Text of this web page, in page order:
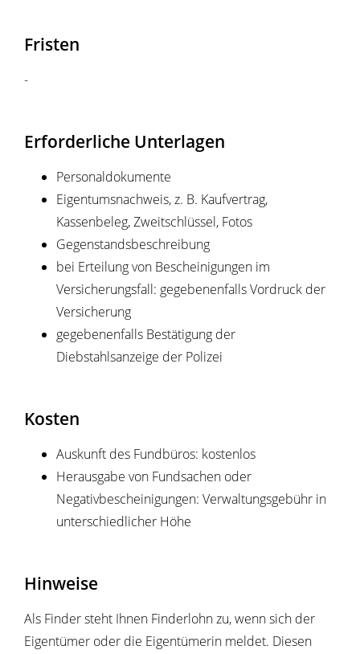
Fristen
-
Erforderliche Unterlagen
Personaldokumente
Eigentumsnachweis, z. B. Kaufvertrag,
Kassenbeleg, Zweitschlüssel, Fotos
Gegenstandsbeschreibung
bei Erteilung von Bescheinigungen im
Versicherungsfall: gegebenenfalls Vordruck der
Versicherung
gegebenenfalls Bestätigung der
Diebstahlsanzeige der Polizei
Kosten
Auskunft des Fundbüros: kostenlos
Herausgabe von Fundsachen oder
Negativbescheinigungen: Verwaltungsgebühr in
unterschiedlicher Höhe
Hinweise
Als Finder steht Ihnen Finderlohn zu, wenn sich der
Eigentümer oder die Eigentümerin meldet. Diesen